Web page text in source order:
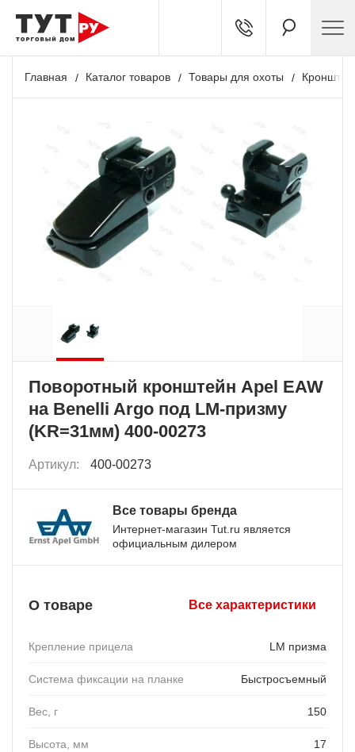
Главная Каталог товаров Товары для охоты
Поворотный кронштейн Apel EAW
на Benelli Argo под LM-призму
(KR=31мм) 400-00273
Артикул: 400-00273
Все товары бренда
Интернет-магазин Tut.ru является
официальным дилером
О товаре Все характеристики
Крепление прицела LM призма
Система фиксации на планке Быстросъемный
Вес, г 150
Высота, мм 17